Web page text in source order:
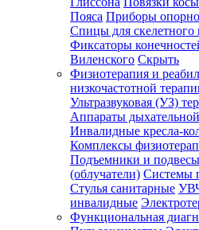
Пояса Приборы
Спицы для скелетного
Фиксаторы
Виленского Скрыть
Физиотерапия и
низкочастотной
Ультразвуковая (УЗ)
Аппараты
Инвалидные кресла-
Комплексы
Подъемники и
(облучатели) Системы
Стулья санитарные
инвалидные
Функциональная